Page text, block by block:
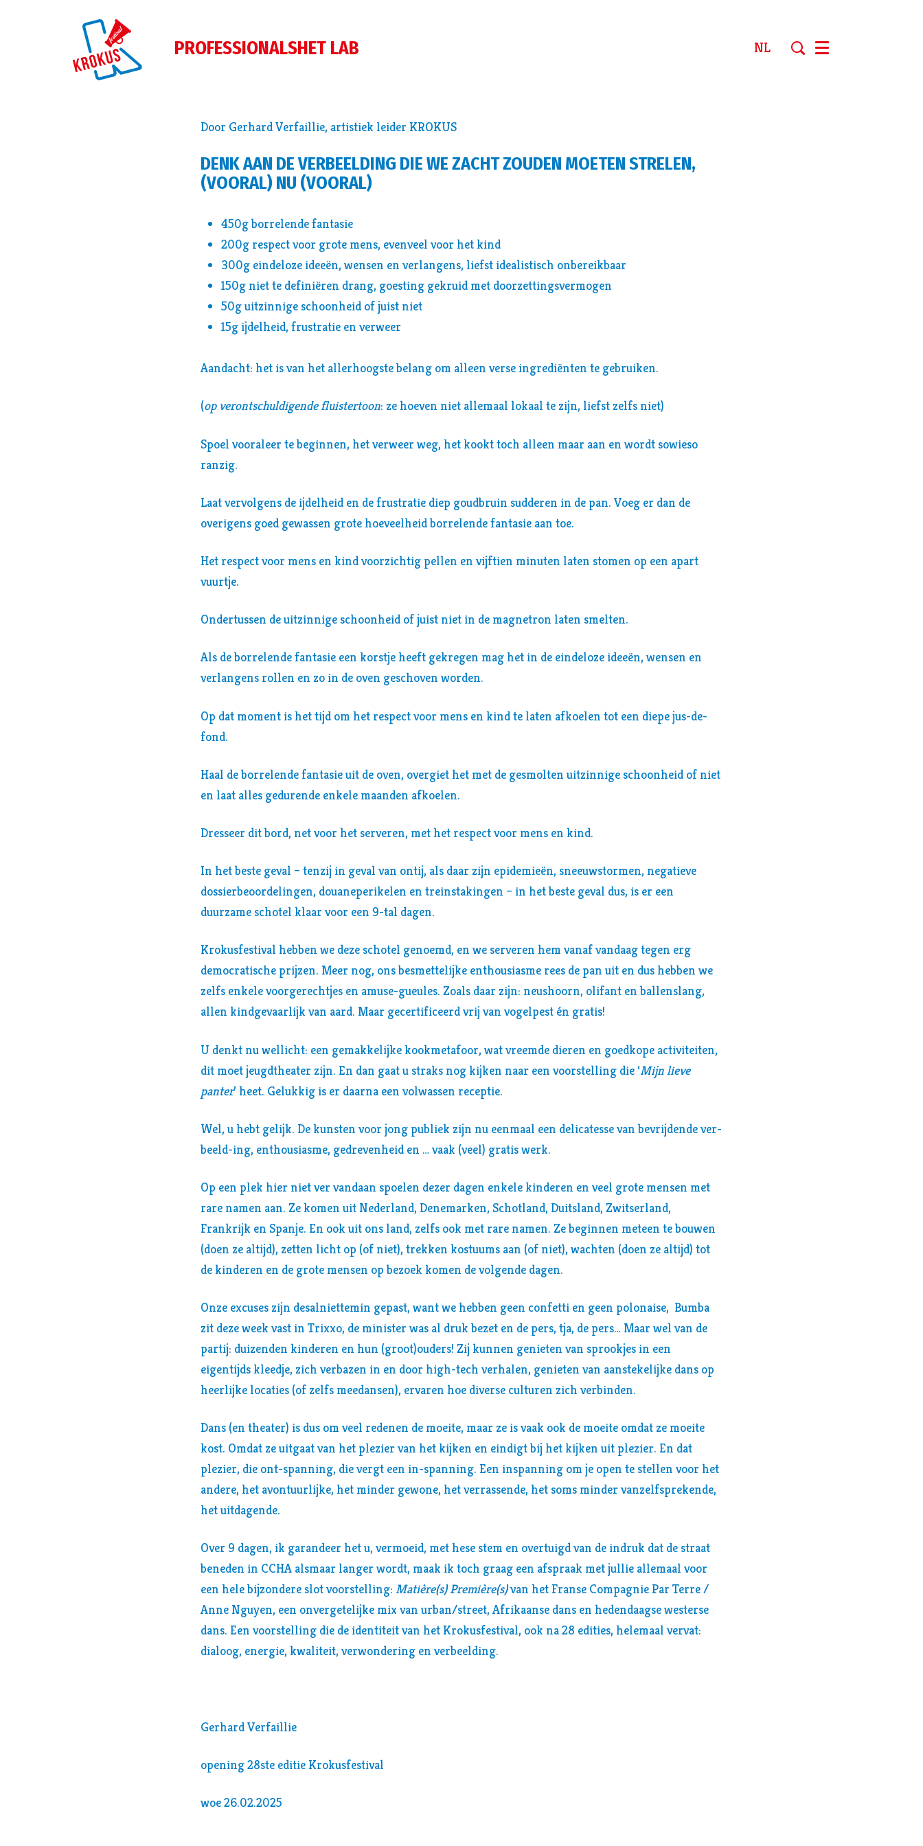
PROFESSIONALSHET LAB NL Menu
Door Gerhard Verfaillie, artistiek leider KROKUS
DENK AAN DE VERBEELDING DIE WE ZACHT ZOUDEN MOETEN STRELEN,
(VOORAL) NU (VOORAL)
450g borrelende fantasie
200g respect voor grote mens, evenveel voor het kind
300g eindeloze ideeën, wensen en verlangens, liefst idealistisch onbereikbaar
150g niet te definiëren drang, goesting gekruid met doorzettingsvermogen
50g uitzinnige schoonheid of juist niet
15g ijdelheid, frustratie en verweer
Aandacht: het is van het allerhoogste belang om alleen verse ingrediënten te gebruiken.
(op verontschuldigende fluistertoon: ze hoeven niet allemaal lokaal te zijn, liefst zelfs niet)
Spoel vooraleer te beginnen, het verweer weg, het kookt toch alleen maar aan en wordt sowieso
ranzig.
Laat vervolgens de ijdelheid en de frustratie diep goudbruin sudderen in de pan. Voeg er dan de
overigens goed gewassen grote hoeveelheid borrelende fantasie aan toe.
Het respect voor mens en kind voorzichtig pellen en vijftien minuten laten stomen op een apart
vuurtje.
Ondertussen de uitzinnige schoonheid of juist niet in de magnetron laten smelten.
Als de borrelende fantasie een korstje heeft gekregen mag het in de eindeloze ideeën, wensen en
verlangens rollen en zo in de oven geschoven worden.
Op dat moment is het tijd om het respect voor mens en kind te laten afkoelen tot een diepe jus-de-
fond.
Haal de borrelende fantasie uit de oven, overgiet het met de gesmolten uitzinnige schoonheid of niet
en laat alles gedurende enkele maanden afkoelen.
Dresseer dit bord, net voor het serveren, met het respect voor mens en kind.
In het beste geval – tenzij in geval van ontij, als daar zijn epidemieën, sneeuwstormen, negatieve
dossierbeoordelingen, douaneperikelen en treinstakingen – in het beste geval dus, is er een
duurzame schotel klaar voor een 9-tal dagen.
Krokusfestival hebben we deze schotel genoemd, en we serveren hem vanaf vandaag tegen erg
democratische prijzen. Meer nog, ons besmettelijke enthousiasme rees de pan uit en dus hebben we
zelfs enkele voorgerechtjes en amuse-gueules. Zoals daar zijn: neushoorn, olifant en ballenslang,
allen kindgevaarlijk van aard. Maar gecertificeerd vrij van vogelpest én gratis!
U denkt nu wellicht: een gemakkelijke kookmetafoor, wat vreemde dieren en goedkope activiteiten,
dit moet jeugdtheater zijn. En dan gaat u straks nog kijken naar een voorstelling die ‘Mijn lieve
panter’ heet. Gelukkig is er daarna een volwassen receptie.
Wel, u hebt gelijk. De kunsten voor jong publiek zijn nu eenmaal een delicatesse van bevrijdende ver-
beeld-ing, enthousiasme, gedrevenheid en … vaak (veel) gratis werk.
Op een plek hier niet ver vandaan spoelen dezer dagen enkele kinderen en veel grote mensen met
rare namen aan. Ze komen uit Nederland, Denemarken, Schotland, Duitsland, Zwitserland,
Frankrijk en Spanje. En ook uit ons land, zelfs ook met rare namen. Ze beginnen meteen te bouwen
(doen ze altijd), zetten licht op (of niet), trekken kostuums aan (of niet), wachten (doen ze altijd) tot
de kinderen en de grote mensen op bezoek komen de volgende dagen.
Onze excuses zijn desalniettemin gepast, want we hebben geen confetti en geen polonaise, Bumba
zit deze week vast in Trixxo, de minister was al druk bezet en de pers, tja, de pers… Maar wel van de
partij: duizenden kinderen en hun (groot)ouders! Zij kunnen genieten van sprookjes in een
eigentijds kleedje, zich verbazen in en door high-tech verhalen, genieten van aanstekelijke dans op
heerlijke locaties (of zelfs meedansen), ervaren hoe diverse culturen zich verbinden.
Dans (en theater) is dus om veel redenen de moeite, maar ze is vaak ook de moeite omdat ze moeite
kost. Omdat ze uitgaat van het plezier van het kijken en eindigt bij het kijken uit plezier. En dat
plezier, die ont-spanning, die vergt een in-spanning. Een inspanning om je open te stellen voor het
andere, het avontuurlijke, het minder gewone, het verrassende, het soms minder vanzelfsprekende,
het uitdagende.
Over 9 dagen, ik garandeer het u, vermoeid, met hese stem en overtuigd van de indruk dat de straat
beneden in CCHA alsmaar langer wordt, maak ik toch graag een afspraak met jullie allemaal voor
een hele bijzondere slot voorstelling: Matière(s) Première(s)van het Franse Compagnie Par Terre /
Anne Nguyen, een onvergetelijke mix van urban/street, Afrikaanse dans en hedendaagse westerse
dans. Een voorstelling die de identiteit van het Krokusfestival, ook na 28 edities, helemaal vervat:
dialoog, energie, kwaliteit, verwondering en verbeelding.
Gerhard Verfaillie
opening 28ste editie Krokusfestival
woe 26.02.2025